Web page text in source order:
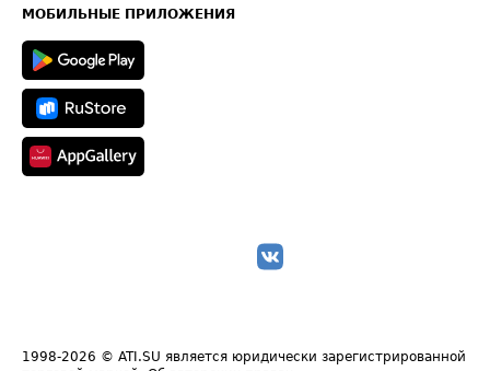
Техническая информация
МОБИЛЬНЫЕ ПРИЛОЖЕНИЯ
1998-2026 © ATI.SU является юридически зарегистрированной